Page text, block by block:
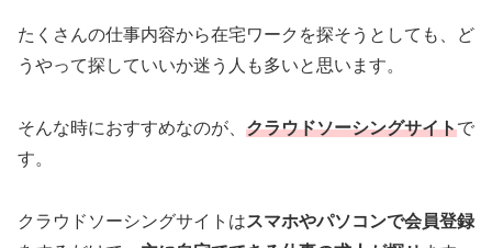
たくさんの仕事内容から在宅ワークを探そうとしても、ど
うやって探していいか迷う人も多いと思います。
そんな時におすすめなのが、 クラウドソーシングサイトで
す。
クラウドソーシングサイトはスマホやパソコンで会員登録